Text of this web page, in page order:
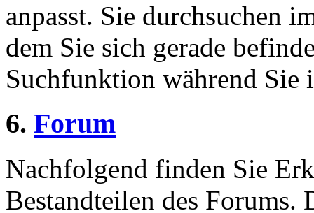
anpasst. Sie durchsuchen
dem Sie sich gerade
Suchfunktion während Sie
6. Forum
Nachfolgend finden Sie
Bestandteilen des Forums.